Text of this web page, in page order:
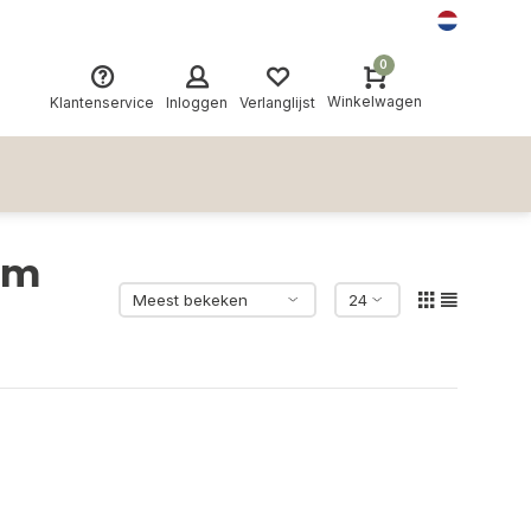
Klantenservice Inloggen Verlanglijst
0
Winkelwagen